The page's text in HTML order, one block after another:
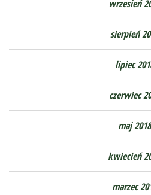
wrzesień
sierpień
lipiec
czerwiec
maj 2018
kwiecień
marzec